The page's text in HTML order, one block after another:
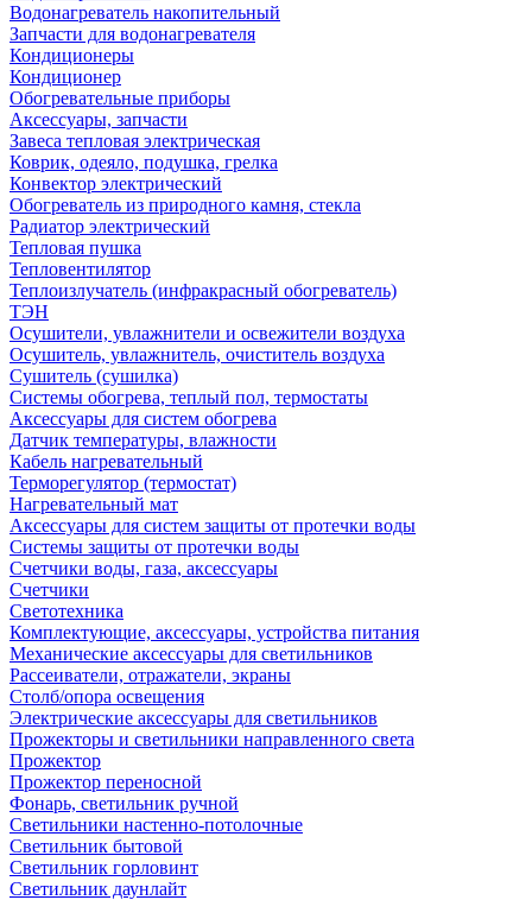
Водонагреватель накопительный
Запчасти для водонагревателя
Кондиционеры
Кондиционер
Обогревательные приборы
Аксессуары, запчасти
Завеса тепловая электрическая
Коврик, одеяло, подушка, грелка
Конвектор электрический
Обогреватель из природного камня, стекла
Радиатор электрический
Тепловая пушка
Тепловентилятор
Теплоизлучатель (инфракрасный обогреватель)
ТЭН
Осушители, увлажнители и освежители воздуха
Осушитель, увлажнитель, очиститель воздуха
Сушитель (сушилка)
Системы обогрева, теплый пол, термостаты
Аксессуары для систем обогрева
Датчик температуры, влажности
Кабель нагревательный
Терморегулятор (термостат)
Нагревательный мат
Аксессуары для систем защиты от протечки воды
Системы защиты от протечки воды
Счетчики воды, газа, аксессуары
Счетчики
Светотехника
Комплектующие, аксессуары, устройства питания
Механические аксессуары для светильников
Рассеиватели, отражатели, экраны
Столб/опора освещения
Электрические аксессуары для светильников
Прожекторы и светильники направленного света
Прожектор
Прожектор переносной
Фонарь, светильник ручной
Светильники настенно-потолочные
Светильник бытовой
Светильник горловинт
Светильник даунлайт